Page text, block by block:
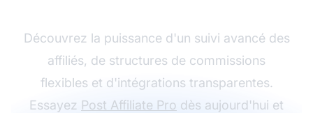
Découvrez la puissance d'un suivi avancé des
affiliés, de structures de commissions
flexibles et d'intégrations transparentes.
Essayez Post Affiliate Pro dès aujourd'hui et